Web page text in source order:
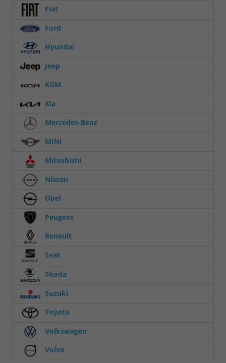
Fiat
Ford
Hyundai
Jeep
KGM
Kia
Mercedes-Benz
MINI
Mitsubishi
Nissan
Opel
Peugeot
Renault
Seat
Skoda
Suzuki
Toyota
Volkswagen
Volvo